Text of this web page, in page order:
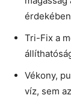
érdekében
Tri-Fix a
Vékony,
víz, sem